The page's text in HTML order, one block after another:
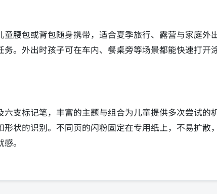
腰包或背包随身携带，适合夏季旅行、露营与家庭外
。外出时孩子可在车内、餐桌旁等场景都能快速打开
支标记笔，丰富的主题与组合为儿童提供多次尝试的
状的识别。不同页的闪粉固定在专用纸上，不易扩散
。